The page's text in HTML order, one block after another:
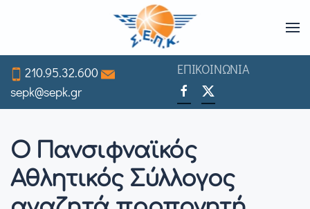
to
main
content
210.95.32.600
sepk@sepk.gr
ΕΠΙΚΟΙΝΩΝΙΑ
Ο Πανσιφναϊκός
Αθλητικός Σύλλογος